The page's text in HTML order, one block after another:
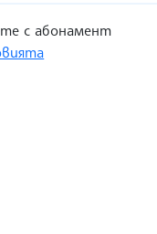
с абонамент